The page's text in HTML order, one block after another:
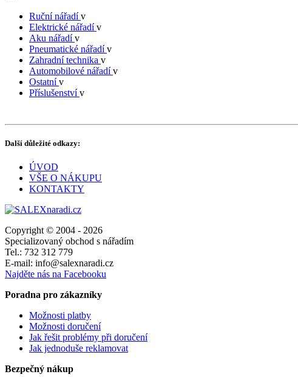
Ruční nářadív
Elektrické nářadív
Aku nářadív
Pneumatické nářadív
Zahradní technika v
Automobilové nářadív
Ostatnív
Příslušenstvív
Další důležité odkazy:
ÚVOD
VŠE O NÁKUPU
KONTAKTY
Copyright © 2004 - 2026
Specializovaný obchod s nářadím
Tel.: 732 312 779
E-mail: info@salexnaradi.cz
Najděte nás na Facebooku
Poradna pro zákazníky
Možnosti platby
Možnosti doručení
Jak řešit problémy při doručení
Jak jednoduše reklamovat
Bezpečný nákup